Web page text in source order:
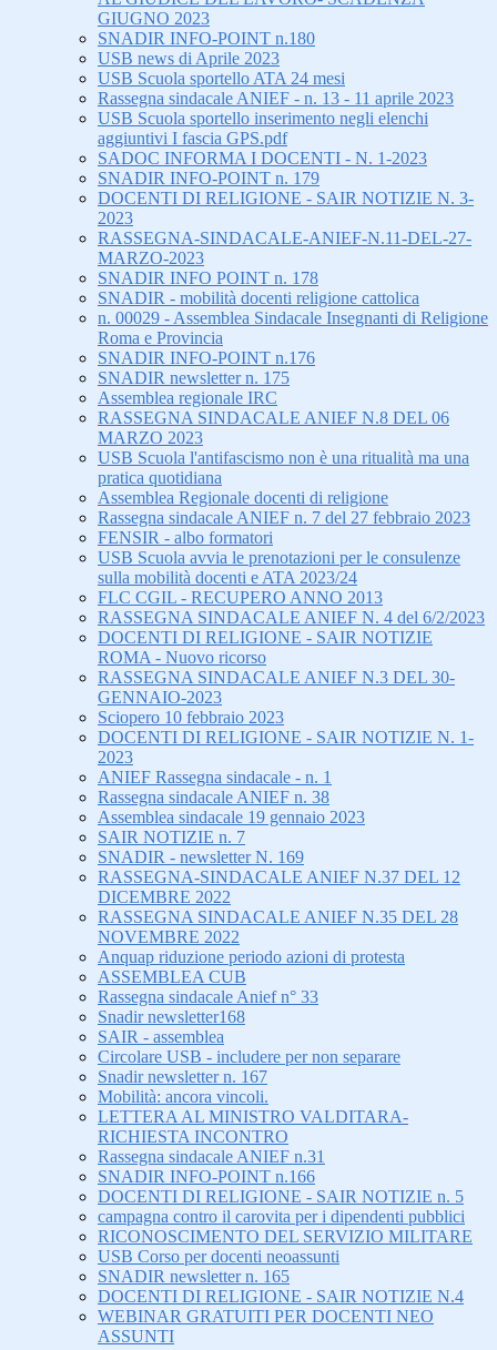
GIUGNO 2023
SNADIR INFO-POINT n.180
USB news di Aprile 2023
USB Scuola sportello ATA 24 mesi
Rassegna sindacale ANIEF - n. 13 - 11 aprile 2023
USB Scuola sportello inserimento negli elenchi
aggiuntivi I fascia GPS.pdf
SADOC INFORMA I DOCENTI - N. 1-2023
SNADIR INFO-POINT n. 179
DOCENTI DI RELIGIONE - SAIR NOTIZIE N. 3-
2023
RASSEGNA-SINDACALE-ANIEF-N.11-DEL-27-
MARZO-2023
SNADIR INFO POINT n. 178
SNADIR - mobilità docenti religione cattolica
n. 00029 - Assemblea Sindacale Insegnanti di Religione
Roma e Provincia
SNADIR INFO-POINT n.176
SNADIR newsletter n. 175
Assemblea regionale IRC
RASSEGNA SINDACALE ANIEF N.8 DEL 06
MARZO 2023
USB Scuola l'antifascismo non è una ritualità ma una
pratica quotidiana
Assemblea Regionale docenti di religione
Rassegna sindacale ANIEF n. 7 del 27 febbraio 2023
FENSIR - albo formatori
USB Scuola avvia le prenotazioni per le consulenze
sulla mobilità docenti e ATA 2023/24
FLC CGIL - RECUPERO ANNO 2013
RASSEGNA SINDACALE ANIEF N. 4 del 6/2/2023
DOCENTI DI RELIGIONE - SAIR NOTIZIE
ROMA - Nuovo ricorso
RASSEGNA SINDACALE ANIEF N.3 DEL 30-
GENNAIO-2023
Sciopero 10 febbraio 2023
DOCENTI DI RELIGIONE - SAIR NOTIZIE N. 1-
2023
ANIEF Rassegna sindacale - n. 1
Rassegna sindacale ANIEF n. 38
Assemblea sindacale 19 gennaio 2023
SAIR NOTIZIE n. 7
SNADIR - newsletter N. 169
RASSEGNA-SINDACALE ANIEF N.37 DEL 12
DICEMBRE 2022
RASSEGNA SINDACALE ANIEF N.35 DEL 28
NOVEMBRE 2022
Anquap riduzione periodo azioni di protesta
ASSEMBLEA CUB
Rassegna sindacale Anief n° 33
Snadir newsletter168
SAIR - assemblea
Circolare USB - includere per non separare
Snadir newsletter n. 167
Mobilità: ancora vincoli.
LETTERA AL MINISTRO VALDITARA-
RICHIESTA INCONTRO
Rassegna sindacale ANIEF n.31
SNADIR INFO-POINT n.166
DOCENTI DI RELIGIONE - SAIR NOTIZIE n. 5
campagna contro il carovita per i dipendenti pubblici
RICONOSCIMENTO DEL SERVIZIO MILITARE
USB Corso per docenti neoassunti
SNADIR newsletter n. 165
DOCENTI DI RELIGIONE - SAIR NOTIZIE N.4
WEBINAR GRATUITI PER DOCENTI NEO
ASSUNTI